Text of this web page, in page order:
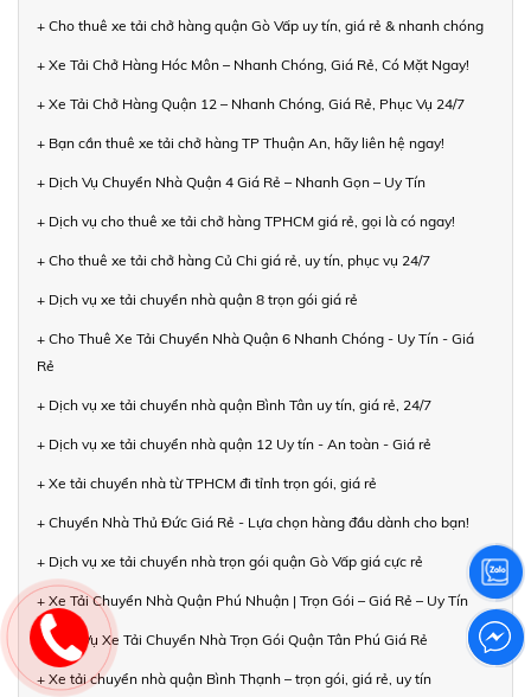
+ Cho thuê xe tải chở hàng quận Gò Vấp uy tín, giá rẻ & nhanh chóng
+ Xe Tải Chở Hàng Hóc Môn – Nhanh Chóng, Giá Rẻ, Có Mặt Ngay!
+ Xe Tải Chở Hàng Quận 12 – Nhanh Chóng, Giá Rẻ, Phục Vụ 24/7
+ Bạn cần thuê xe tải chở hàng TP Thuận An, hãy liên hệ ngay!
+ Dịch Vụ Chuyển Nhà Quận 4 Giá Rẻ – Nhanh Gọn – Uy Tín
+ Dịch vụ cho thuê xe tải chở hàng TPHCM giá rẻ, gọi là có ngay!
+ Cho thuê xe tải chở hàng Củ Chi giá rẻ, uy tín, phục vụ 24/7
+ Dịch vụ xe tải chuyển nhà quận 8 trọn gói giá rẻ
+ Cho Thuê Xe Tải Chuyển Nhà Quận 6 Nhanh Chóng - Uy Tín - Giá
Rẻ
+ Dịch vụ xe tải chuyển nhà quận Bình Tân uy tín, giá rẻ, 24/7
+ Dịch vụ xe tải chuyển nhà quận 12 Uy tín - An toàn - Giá rẻ
+ Xe tải chuyển nhà từ TPHCM đi tỉnh trọn gói, giá rẻ
+ Chuyển Nhà Thủ Đức Giá Rẻ - Lựa chọn hàng đầu dành cho bạn!
+ Dịch vụ xe tải chuyển nhà trọn gói quận Gò Vấp giá cực rẻ
+ Xe Tải Chuyển Nhà Quận Phú Nhuận | Trọn Gói – Giá Rẻ – Uy Tín
+ Dịch Vụ Xe Tải Chuyển Nhà Trọn Gói Quận Tân Phú Giá Rẻ
+ Xe tải chuyển nhà quận Bình Thạnh – trọn gói, giá rẻ, uy tín